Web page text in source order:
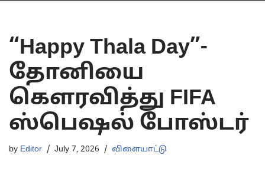
“Happy Thala Day”-
தோனியை
கௌரவித்து FIFA
ஸ்பெஷல் போஸ்டர்
by Editor July 7, 2026 விளையாட்டு